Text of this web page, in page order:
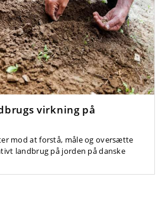
virkning på
mod at forstå, måle og oversætte
landbrug på jorden på danske